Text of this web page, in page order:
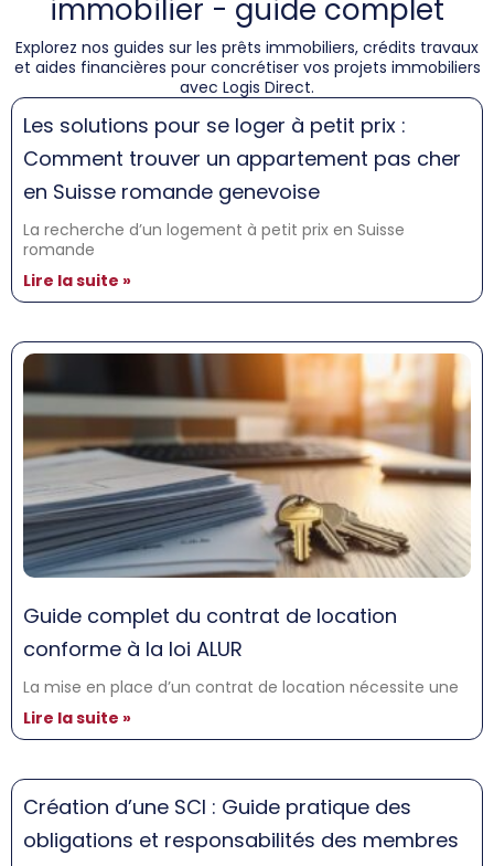
immobilier - guide complet
Explorez nos guides sur les prêts immobiliers, crédits travaux
et aides financières pour concrétiser vos projets immobiliers
avec Logis Direct.
Les solutions pour se loger à petit prix :
Comment trouver un appartement pas cher
en Suisse romande genevoise
La recherche d’un logement à petit prix en Suisse
romande
Lire la suite »
Guide complet du contrat de location
conforme à la loi ALUR
La mise en place d’un contrat de location nécessite une
Lire la suite »
Création d’une SCI : Guide pratique des
obligations et responsabilités des membres